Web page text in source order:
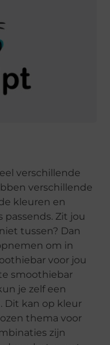
verschillende
verschillende
kleuren en
Zit jou
tussen? Dan
om in
voor jou
smoothiebar
je zelf een
Dit kan op kleur
thema voor
zijn